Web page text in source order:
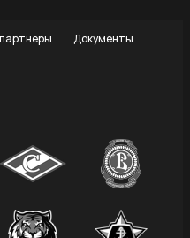
Документы